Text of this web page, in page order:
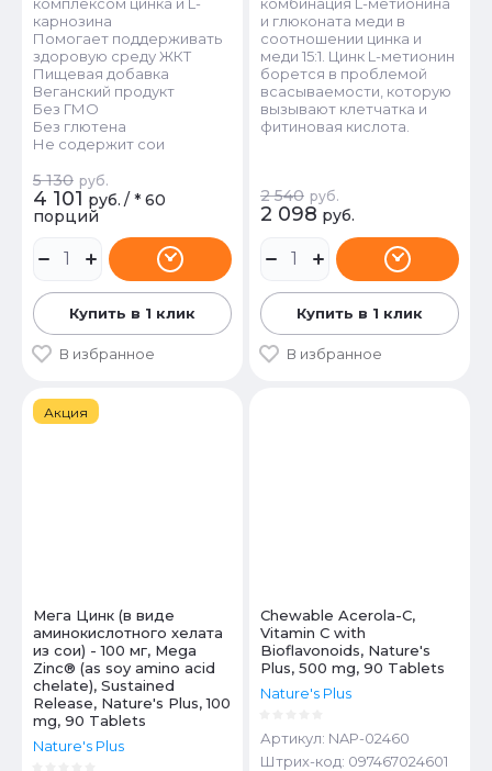
карнозина
Помогает поддерживать
здоровую среду ЖКТ
Пищевая добавка
Веганский продукт
Без ГМО
Без глютена
Не содержит сои
5 130 руб.
4 101 руб. / * 60
порций
Купить в 1 клик
В избранное
и глюконата меди в
соотношении цинка и
меди 15:1. Цинк L-метионин
борется в проблемой
всасываемости, которую
вызывают клетчатка и
фитиновая кислота.
2 540 руб.
2 098 руб.
Купить в 1 клик
В избранное
Акция
Мега Цинк (в виде
аминокислотного хелата
из сои) - 100 мг, Mega
Zinc® (as soy amino acid
chelate), Sustained
Release, Nature's Plus, 100
mg, 90 Tablets
Nature's Plus
Chewable Acerola-C,
Vitamin C with
Bioflavonoids, Nature's
Plus, 500 mg, 90 Tablets
Nature's Plus
Артикул: NAP-02460
Штрих-код: 097467024601